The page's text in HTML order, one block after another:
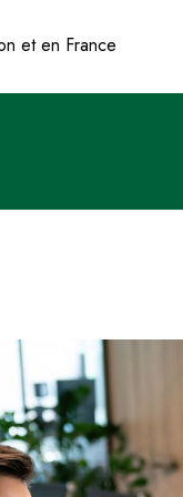
et en France